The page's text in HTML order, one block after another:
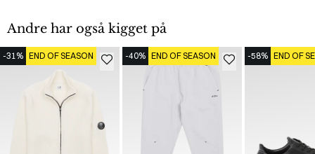
Andre har også kigget på
-31% END OF SEASON -40% END OF SEASON -58% END OF